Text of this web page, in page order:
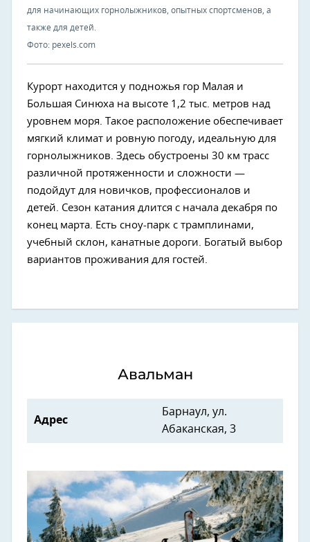
для начинающих горнолыжников, опытных спортсменов, а
также для детей.
Фото: pexels.com
Курорт находится у подножья гор Малая и
Большая Синюха на высоте 1,2 тыс. метров над
уровнем моря. Такое расположение обеспечивает
мягкий климат и ровную погоду, идеальную для
горнолыжников. Здесь обустроены 30 км трасс
различной протяженности и сложности —
подойдут для новичков, профессионалов и
детей. Сезон катания длится с начала декабря по
конец марта. Есть сноу-парк с трамплинами,
учебный склон, канатные дороги. Богатый выбор
вариантов проживания для гостей.
Авальман
Адрес
Барнаул, ул.
Абаканская, 3